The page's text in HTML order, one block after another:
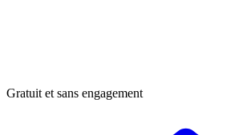
Gratuit et sans engagement